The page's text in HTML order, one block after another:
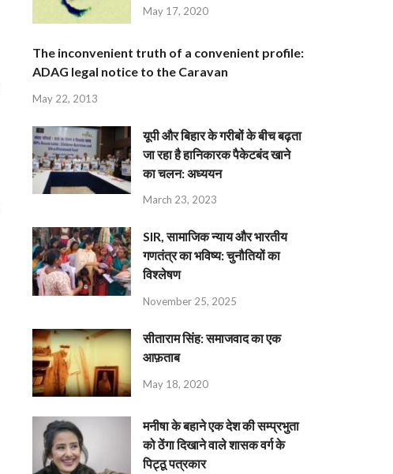
May 17, 2020
The inconvenient truth of a convenient profile:
ADAG legal notice to the Caravan
May 22, 2013
यूपी और बिहार के गरीबों के बीच बढ़ता
जा रहा है हानिकारक पैकेटबंद खाने
का चलन: अध्ययन
March 23, 2023
SIR, सामाजिक न्याय और भारतीय
गणतंत्र का भविष्य: चुनौतियों का
विश्लेषण
November 25, 2025
सीताराम सिंह: समाजवाद का एक
आफ़ताब
May 18, 2020
मनीषा के बहाने एक देश की सम्प्रभुता
को ठेंगा दिखाने वाले शासक वर्ग के
पिट्ठू पत्रकार